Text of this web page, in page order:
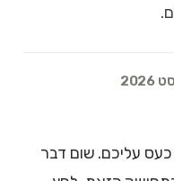
עליכם. שום דבר